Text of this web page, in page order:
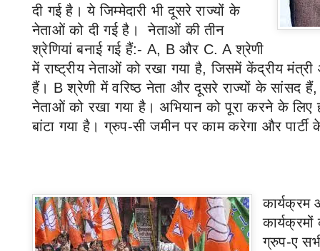
दी गई है। ये जिम्मेदारी भी दूसरे राज्यों के
नेताओं को दी गई है। नेताओं की तीन
श्रेणियां बनाई गई हैं:- A, Bऔर C. Aश्रेणी
में राष्ट्रीय नेताओं को रखा गया है,जिसमें केंद्रीय मंत्री
हैं। Bश्रेणी में वरिष्ठ नेता और दूसरे राज्यों के सांसद हैं
नेताओं को रखा गया है। अभियान को पूरा करने के लिए
बांटा गया है। ग्रुप-सी जमीन पर काम करेगा और
कार्यक्रम
कार्यक्रमों
ग्रुप-ए